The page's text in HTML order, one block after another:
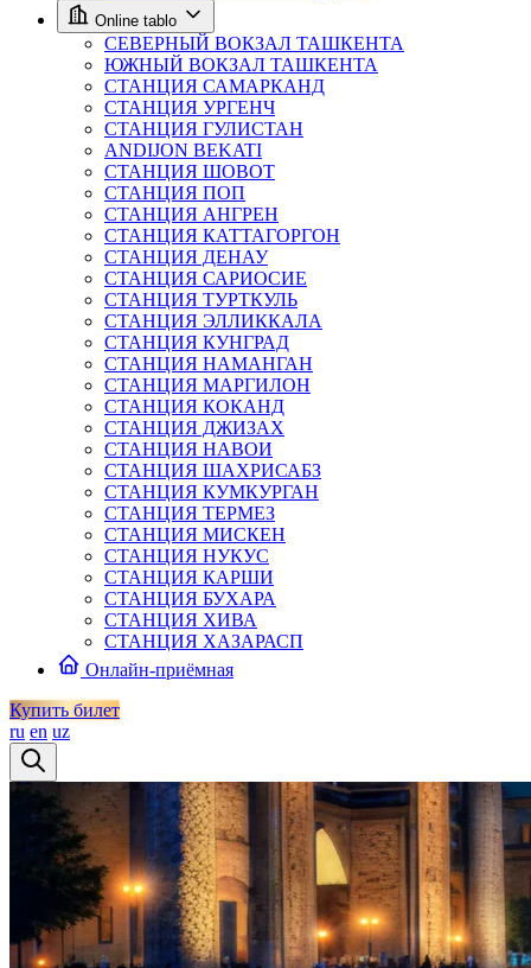
Online tablo
СЕВЕРНЫЙ ВОКЗАЛ ТАШКЕНТА
ЮЖНЫЙ ВОКЗАЛ ТАШКЕНТА
СТАНЦИЯ САМАРКАНД
СТАНЦИЯ УРГЕНЧ
СТАНЦИЯ ГУЛИСТАН
ANDIJON BEKATI
СТАНЦИЯ ШОВОТ
СТАНЦИЯ ПОП
СТАНЦИЯ АНГРЕН
СТАНЦИЯ КАТТАГОРГОН
СТАНЦИЯ ДЕНАУ
СТАНЦИЯ САРИОСИЕ
СТАНЦИЯ ТУРТКУЛЬ
СТАНЦИЯ ЭЛЛИККАЛА
СТАНЦИЯ КУНГРАД
СТАНЦИЯ НАМАНГАН
СТАНЦИЯ МАРГИЛОН
СТАНЦИЯ КОКАНД
СТАНЦИЯ ДЖИЗАХ
СТАНЦИЯ НАВОИ
СТАНЦИЯ ШАХРИСАБЗ
СТАНЦИЯ КУМКУРГАН
СТАНЦИЯ ТЕРМЕЗ
СТАНЦИЯ МИСКЕН
СТАНЦИЯ НУКУС
СТАНЦИЯ КАРШИ
СТАНЦИЯ БУХАРА
СТАНЦИЯ ХИВА
СТАНЦИЯ ХАЗАРАСП
Онлайн-приёмная
Купить билет
ru en uz